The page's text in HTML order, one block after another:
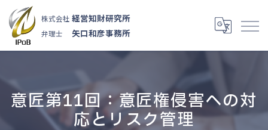
株式会社 経営知財研究所
弁理士 矢口和彦事務所
意匠第11回：意匠権侵害への対
応とリスク管理